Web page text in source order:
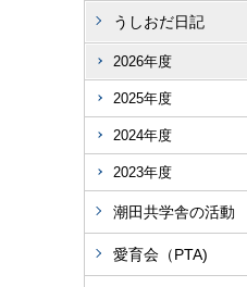
うしおだ日記
2026年度
2025年度
2024年度
2023年度
潮田共学舎の活動
愛育会（PTA)